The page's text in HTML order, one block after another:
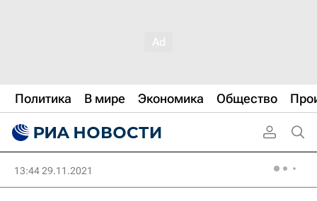
Политика В мире Экономика Общество
13:44 29.11.2021